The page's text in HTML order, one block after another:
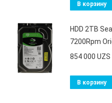
В корзину
HDD 2TB
7200Rpm
854 000 UZS
В корзину